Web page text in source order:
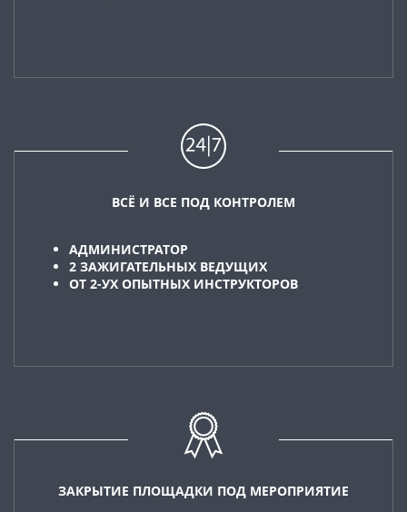
ВСЁ И ВСЕ ПОД КОНТРОЛЕМ
АДМИНИСТРАТОР
2 ЗАЖИГАТЕЛЬНЫХ ВЕДУЩИХ
ОТ 2-УХ ОПЫТНЫХ ИНСТРУКТОРОВ
ЗАКРЫТИЕ ПЛОЩАДКИ ПОД МЕРОПРИЯТИЕ